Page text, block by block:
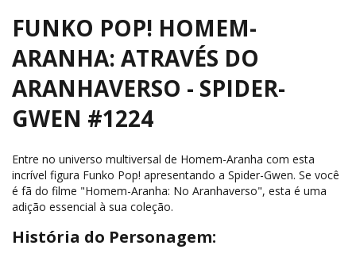
FUNKO POP! HOMEM-
ARANHA: ATRAVÉS DO
ARANHAVERSO - SPIDER-
GWEN #1224
Entre no universo multiversal de Homem-Aranha com esta
incrível figura Funko Pop! apresentando a Spider-Gwen. Se você
é fã do filme "Homem-Aranha: No Aranhaverso", esta é uma
adição essencial à sua coleção.
História do Personagem: